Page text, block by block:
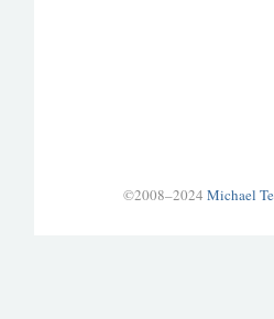
©2008–2024 Michael